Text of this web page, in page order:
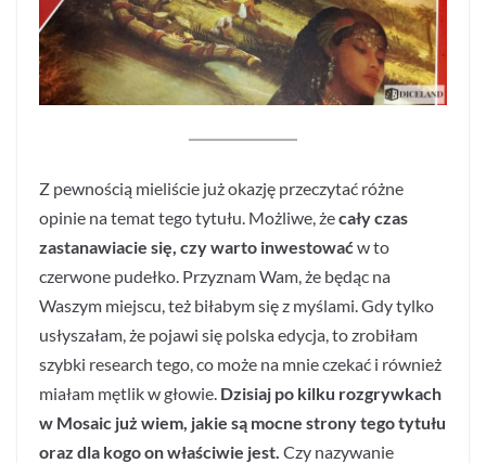
Z pewnością mieliście już okazję przeczytać różne
opinie na temat tego tytułu. Możliwe, żecały czas
zastanawiacie się, czy warto inwestowaćw to
czerwone pudełko. Przyznam Wam, że będąc na
Waszym miejscu, też biłabym się z myślami. Gdy tylko
usłyszałam, że pojawi się polska edycja, to zrobiłam
szybki research tego, co może na mnie czekać i również
miałam mętlik w głowie. Dzisiaj po kilku rozgrywkach
w Mosaic już wiem, jakie są mocne strony tego tytułu
oraz dla kogo on właściwie jest. Czy nazywanie